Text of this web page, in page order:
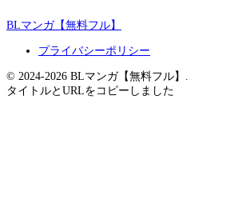
BLマンガ【無料フル】
プライバシーポリシー
© 2024-2026 BLマンガ【無料フル】.
タイトルとURLをコピーしました